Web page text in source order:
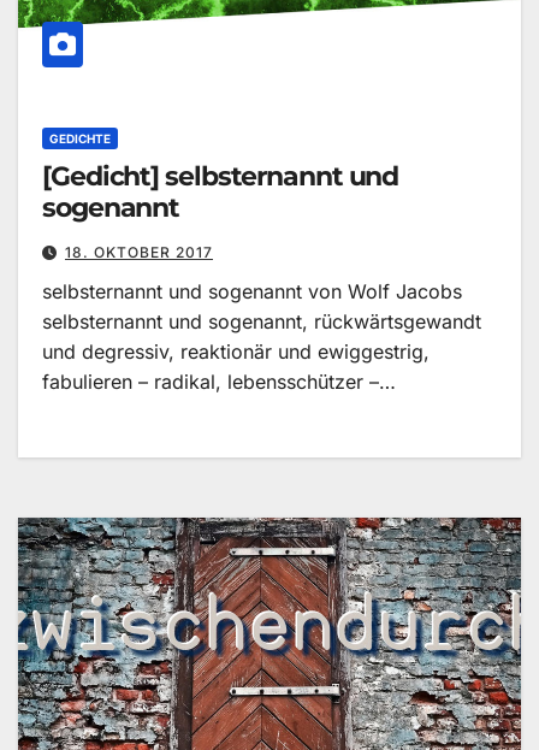
GEDICHTE
[Gedicht] selbsternannt und
sogenannt
18. OKTOBER 2017
selbsternannt und sogenannt von Wolf Jacobs
selbsternannt und sogenannt, rückwärtsgewandt
und degressiv, reaktionär und ewiggestrig,
fabulieren – radikal, lebensschützer –…